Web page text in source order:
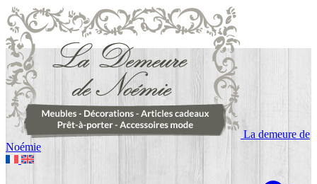
La demeure de
Noémie